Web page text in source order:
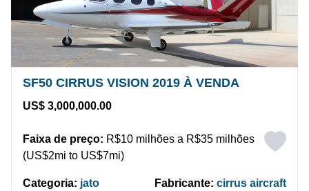
SF50 CIRRUS VISION 2019 À VENDA
US$ 3,000,000.00
Faixa de preço: R$10 milhões a R$35 milhões
(US$2mi to US$7mi)
Categoria: jato Fabricante: cirrus aircraft